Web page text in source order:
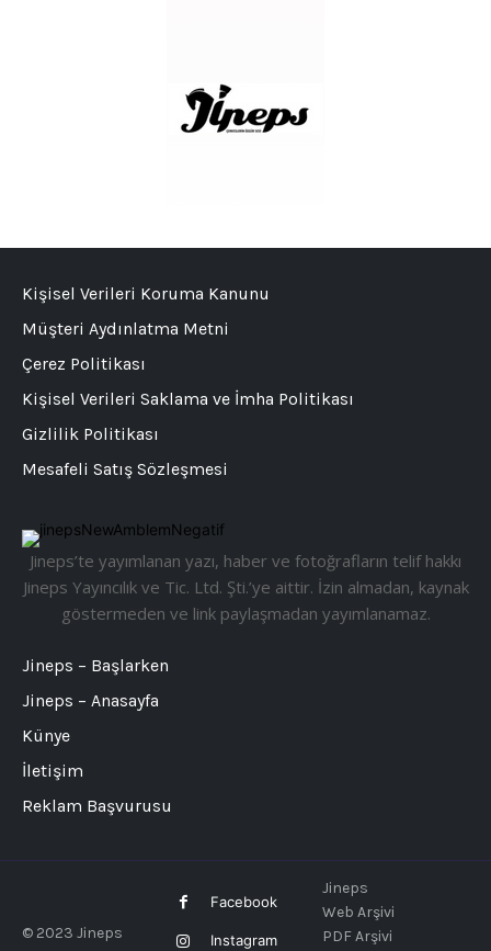
Jineps’te yayımlanan yazı, haber ve fotoğrafların telif hakkı
Jineps Yayıncılık ve Tic. Ltd. Şti.’ye aittir. İzin almadan, kaynak
göstermeden ve link paylaşmadan yayımlanamaz.
Jineps – Başlarken
Jineps – Anasayfa
Künye
İletişim
Reklam Başvurusu
Kişisel Verileri Koruma Kanunu
Müşteri Aydınlatma Metni
Çerez Politikası
Kişisel Verileri Saklama ve İmha Politikası
Gizlilik Politikası
Mesafeli Satış Sözleşmesi
© 2023 Jineps
Facebook
Instagram
Jineps
Web Arşivi
PDF Arşivi